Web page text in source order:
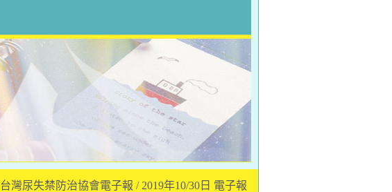
台灣尿失禁防治協會電子報 / 2019年10/30日 電子報